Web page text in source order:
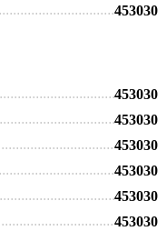
453030
453030
453030
453030
453030
453030
453030